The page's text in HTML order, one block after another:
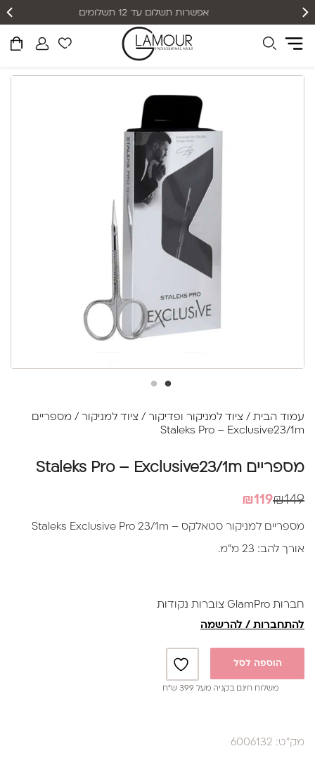
אפשרות תשלום עד 12 תשלומים
עמוד הבית / ציוד למניקור ופדיקור / ציוד למניקור / מספריים
Staleks Pro – Exclusive23/1m
מספריים Staleks Pro – Exclusive23/1m
₪149
המחיר
₪149.
₪119המחיר
₪119.
מספריים למניקור סטאלקס – Staleks Exclusive Pro 23/1m
אורך להב: 23 מ”מ.
חברות GlamPro צוברות נקודות
להתחברות / להרשמה
הוספה לסל
משלוח חינם בקניה מעל 399 ש”ח
מק"ט: 6006132